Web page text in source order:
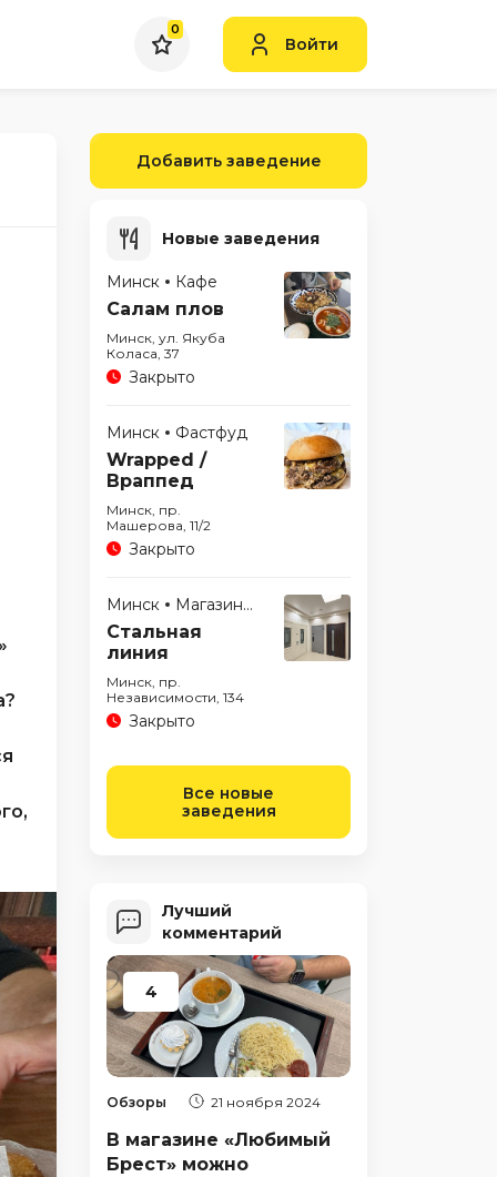
0
Войти
Добавить заведение
Новые заведения
Минск Кафе
Салам плов
Минск, ул. Якуба
Коласа, 37
Закрыто
Минск Фастфуд
Wrapped /
Враппед
Минск, пр.
Машерова, 11/2
Закрыто
Минск Магазины
Стальная
линия
Минск, пр.
Независимости, 134
Закрыто
Все новые
заведения
Лучший
комментарий
4
Обзоры 21 ноября 2024
В магазине «Любимый
Брест» можно